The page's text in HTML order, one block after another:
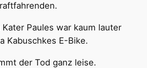
Kater Paules war kaum lauter
Kabuschkes E-Bike.
der Tod ganz leise.